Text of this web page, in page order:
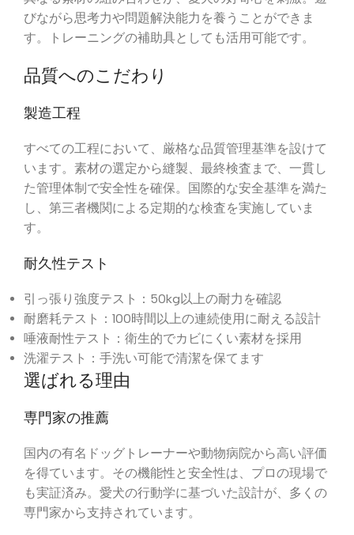
びながら思考力や問題解決能力を養うことができま
す。トレーニングの補助具としても活用可能です。
品質へのこだわり
製造工程
すべての工程において、厳格な品質管理基準を設けて
います。素材の選定から縫製、最終検査まで、一貫し
た管理体制で安全性を確保。国際的な安全基準を満た
し、第三者機関による定期的な検査を実施していま
す。
耐久性テスト
引っ張り強度テスト：50kg以上の耐力を確認
耐磨耗テスト：100時間以上の連続使用に耐える設計
唾液耐性テスト：衛生的でカビにくい素材を採用
洗濯テスト：手洗い可能で清潔を保てます
選ばれる理由
専門家の推薦
国内の有名ドッグトレーナーや動物病院から高い評価
を得ています。その機能性と安全性は、プロの現場で
も実証済み。愛犬の行動学に基づいた設計が、多くの
専門家から支持されています。